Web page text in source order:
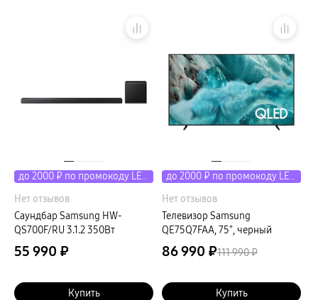
до 2000 ₽ по промокоду LETO
Нет отзывов
Саундбар Samsung HW-
QS700F/RU 3.1.2 350Вт
55 990 ₽
Купить
до 2000 ₽ по промокоду LETO
Нет отзывов
Телевизор Samsung
QE75Q7FAA, 75″, черный
86 990 ₽111 990 ₽
Купить